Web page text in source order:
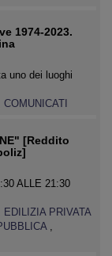
1974-2023.
uno dei luoghi
COMUNICATI
[Reddito
ALLE 21:30
EDILIZIA PRIVATA
,